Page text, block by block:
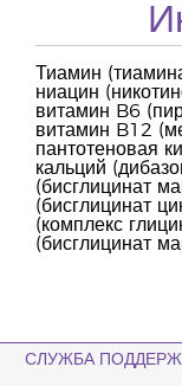
Тиамин
ниацин
витамин B6
витамин B12
пантотеновая
кальций
(бисглицинат
(бисглицинат
(комплекс
(бисглицинат
СЛУЖБА